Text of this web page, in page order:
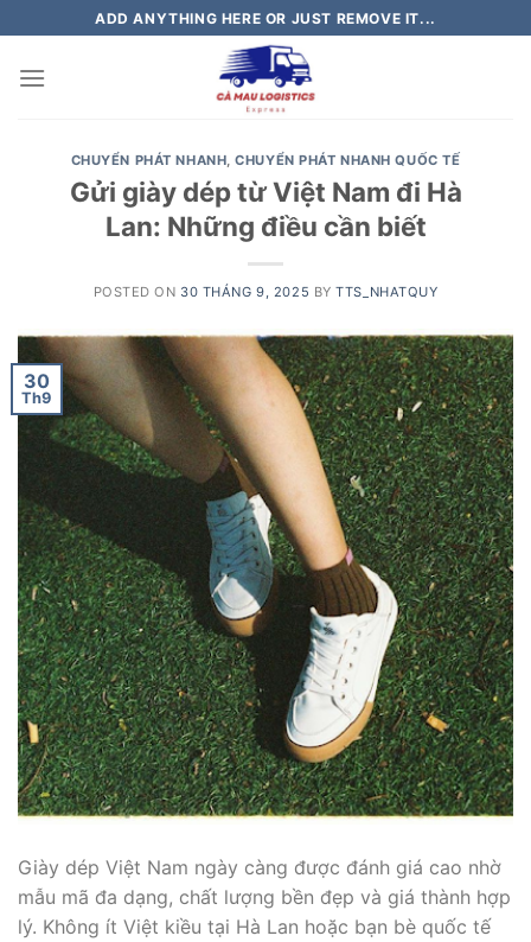
to
content
ADD ANYTHING HERE OR JUST REMOVE IT...
CHUYỂN PHÁT NHANH,CHUYỂN PHÁT NHANH QUỐC TẾ
Gửi giày dép từ Việt Nam đi Hà
Lan: Những điều cần biết
POSTED ON 30 THÁNG 9, 2025 BYTTS_NHATQUY
30
Th9
Giày dép Việt Nam ngày càng được đánh giá cao nhờ
mẫu mã đa dạng, chất lượng bền đẹp và giá thành hợp
lý. Không ít Việt kiều tại Hà Lan hoặc bạn bè quốc tế